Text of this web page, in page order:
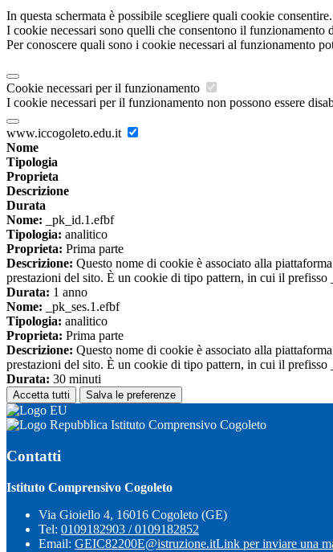
In questa schermata è possibile scegliere quali cookie consentire.
I cookie necessari sono quelli che consentono il funzionamento
Per conoscere quali sono i cookie necessari al funzionamento
Cookie necessari per il funzionamento
I cookie necessari per il funzionamento non possono essere
www.iccogoleto.edu.it
Nome
Tipologia
Proprieta
Descrizione
Durata
Nome: _pk_id.1.efbf
Tipologia: analitico
Proprieta: Prima parte
Descrizione: Questo nome di cookie è associato alla
prestazioni del sito. È un cookie di tipo pattern, in cui il
Durata: 1 anno
Nome: _pk_ses.1.efbf
Tipologia: analitico
Proprieta: Prima parte
Descrizione: Questo nome di cookie è associato alla
prestazioni del sito. È un cookie di tipo pattern, in cui il
Durata: 30 minuti
Accetta tutti Salva le preferenze
Istituto Comprensivo Cogoleto
Contatti
Istituto Comprensivo Cogoleto
Via Gioiello 4, 16016 Cogoleto (GE)
Tel: 0109182903 / 0109182852
Email: GEIC82200E@istruzione.itLink per inviare una